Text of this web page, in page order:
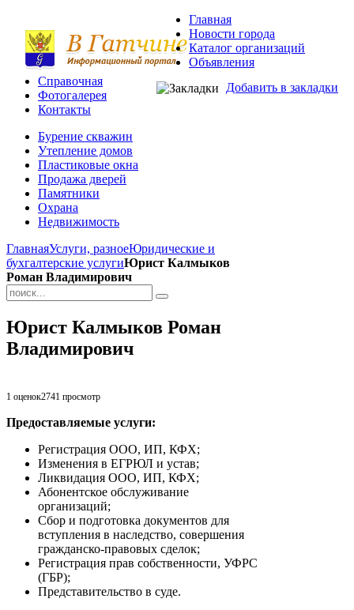
Добавить в закладки
Главная
Новости города
Каталог организаций
Объявления
Справочная
Фотогалерея
Контакты
Бурение скважин
Утепление домов
Пластиковые окна
Продажа дверей
Памятники
Охрана
Недвижимость
ГлавнаяУслуги, разноеЮридические и
бухгалтерские услугиЮрист Калмыков
Роман Владимирович
Юрист Калмыков Роман
Владимирович
1 оценок2741 просмотр
Предоставляемые услуги:
Регистрация ООО, ИП, КФХ;
Изменения в ЕГРЮЛ и устав;
Ликвидация ООО, ИП, КФХ;
Абонентское обслуживание
организаций;
Сбор и подготовка документов для
вступления в наследство, совершения
гражданско-правовых сделок;
Регистрация прав собственности, УФРС
(ГБР);
Представительство в суде.